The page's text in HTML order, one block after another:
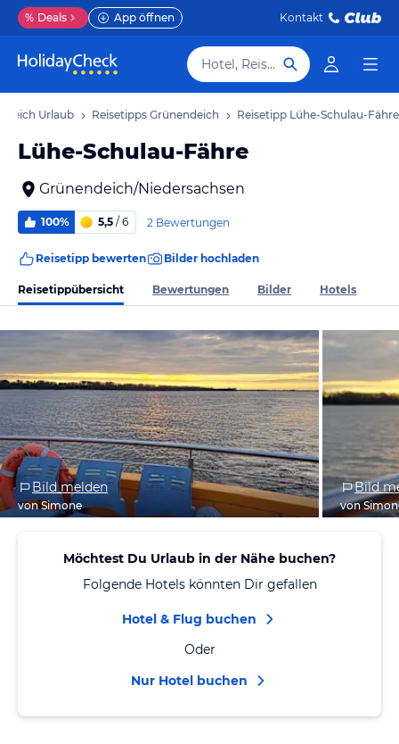
% Deals App öffnen Kontakt
Hotel, Reiseziel
Urlaub Reisetipps Grünendeich Reisetipp Lühe-Schulau-Fähre
Lühe-Schulau-Fähre
Grünendeich/Niedersachsen
100% 5,5 / 6 2 Bewertungen
Reisetipp bewerten Bilder hochladen
Reisetippübersicht Bewertungen Bilder Hotels
Bild melden
von Simone
Bild
von
Möchtest Du Urlaub in der Nähe buchen?
Folgende Hotels könnten Dir gefallen
Hotel & Flug buchen
Oder
Nur Hotel buchen